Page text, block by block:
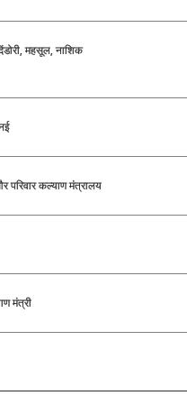
महसूल, नाशिक
परिवार कल्याण मंत्रालय
मंत्री